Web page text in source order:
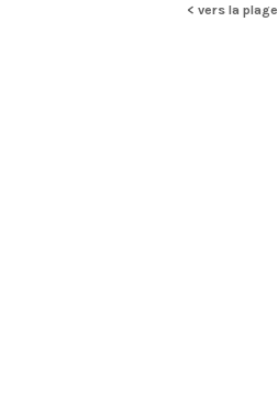
< vers la plage